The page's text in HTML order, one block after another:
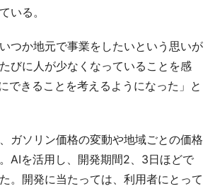
いる。
つか地元で事業をしたいという思いが
びに人が少なくなっていることを感
できることを考えるようになった」と
ガソリン価格の変動や地域ごとの価格
AIを活用し、開発期間2、3日ほどで
。開発に当たっては、利用者にとって